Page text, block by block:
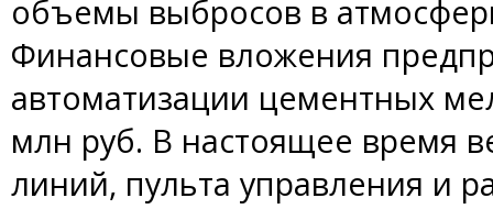
объемы выбросов в
Финансовые вложения
автоматизации цементных
млн руб. В настоящее время
линий, пульта управления и